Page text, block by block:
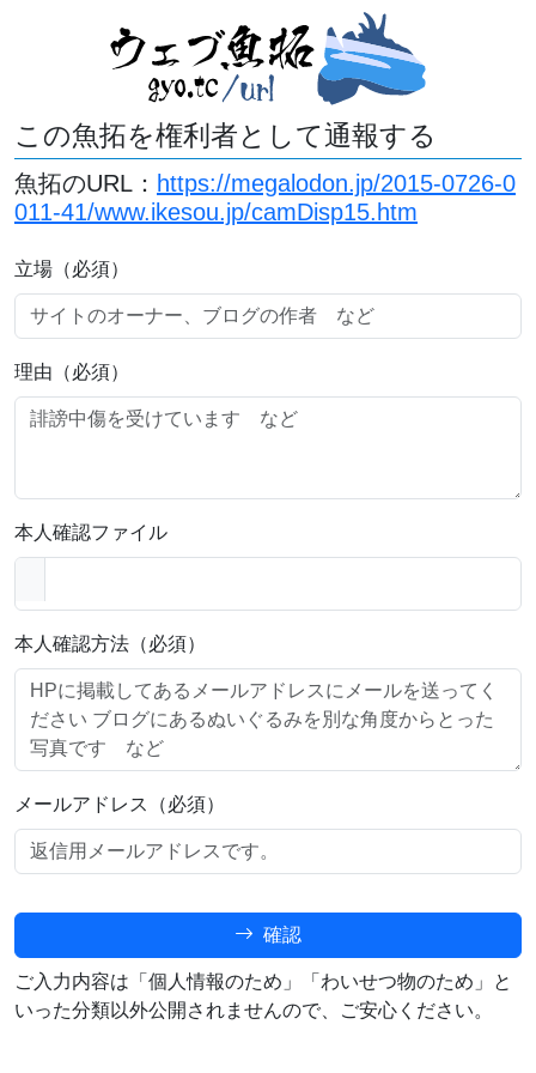
この魚拓を権利者として通報する
魚拓のURL： https://megalodon.jp/2015-0726-0
011-41/www.ikesou.jp/camDisp15.htm
立場（必須）
理由（必須）
本人確認ファイル
本人確認方法（必須）
メールアドレス（必須）
確認
ご入力内容は「個人情報のため」「わいせつ物のため」と
いった分類以外公開されませんので、ご安心ください。